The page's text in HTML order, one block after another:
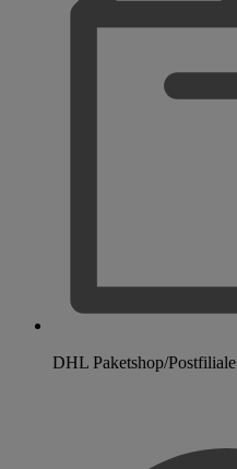
DHL Paketshop/Postfiliale